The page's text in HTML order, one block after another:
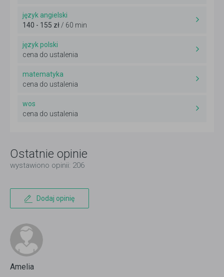
język angielski
140 - 155 zł / 60 min
język polski
cena do ustalenia
matematyka
cena do ustalenia
wos
cena do ustalenia
Ostatnie opinie
wystawiono opinii: 206
Dodaj opinię
Amelia